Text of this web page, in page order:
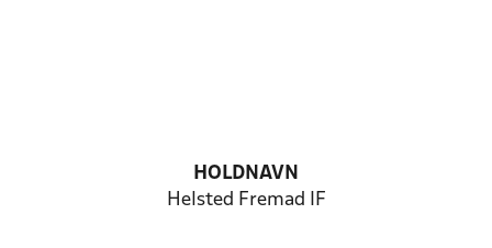
HOLDNAVN
Helsted Fremad IF